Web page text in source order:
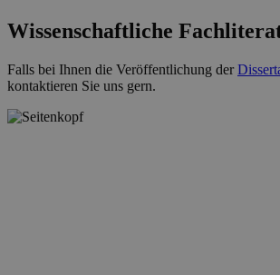
Wissenschaftliche
Falls bei Ihnen die Veröffentlichung der
kontaktieren Sie uns gern.